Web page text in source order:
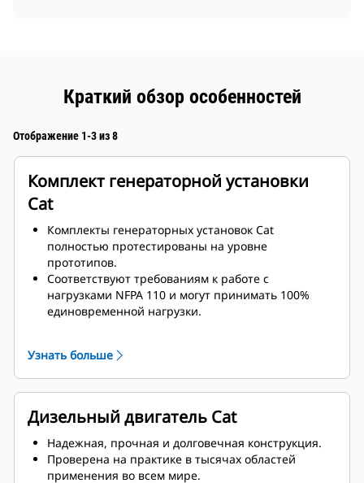
Краткий обзор особенностей
Отображение 1-3 из 8
Комплект генераторной установки
Cat
Комплекты генераторных установок Cat
полностью протестированы на уровне
прототипов.
Соответствуют требованиям к работе с
нагрузками NFPA 110 и могут принимать 100%
единовременной нагрузки.
характеристикам.
Узнать больше
Дизельный двигатель Cat
Надежная, прочная и долговечная конструкция.
Проверена на практике в тысячах областей
применения во всем мире.